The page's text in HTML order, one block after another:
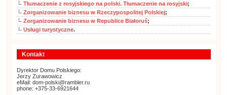
Tłumaczenie z rosyjskiego na polski. Tłumaczenie na rosyjski;
Zorganizowanie biznesu w Rzeczypospolitej Polskiej;
Zorganizowanie biznesu w Republice Białoruś;
Usługi turystyczne.
Kontakt
Dyrektor Domu Polskiego:
Jerzy Zurawowicz
eMail: dom-polski@rambler.ru
phone: +375-33-6921644